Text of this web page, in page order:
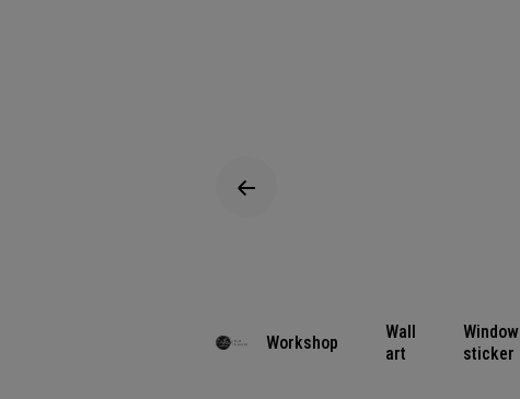
Workshop
Wall
art
Window
sticker